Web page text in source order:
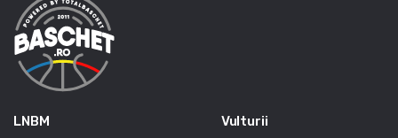
LNBM
Vulturii